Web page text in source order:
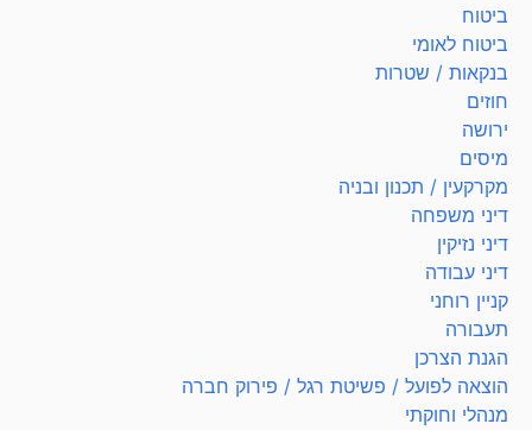
ביטוח
ביטוח לאומי
בנקאות / שטרות
חוזים
ירושה
מיסים
מקרקעין / תכנון ובניה
דיני משפחה
דיני נזיקין
דיני עבודה
קניין רוחני
תעבורה
הגנת הצרכן
הוצאה לפועל / פשיטת רגל / פירוק חברה
מנהלי וחוקתי